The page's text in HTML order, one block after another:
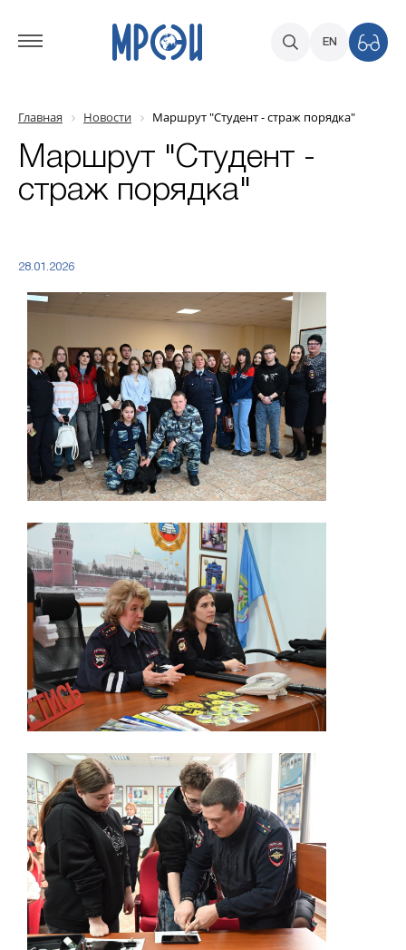
EN
Главная Новости Маршрут "Студент - страж порядка"
Маршрут "Студент -
страж порядка"
28.01.2026